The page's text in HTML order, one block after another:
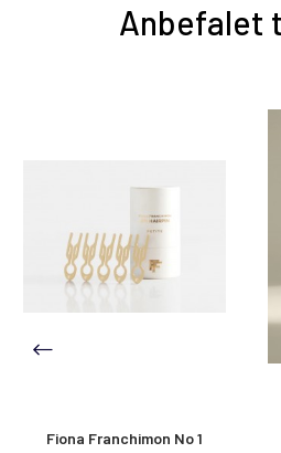
Anbefalet
Fiona Franchimon No 1